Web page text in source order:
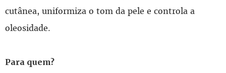
cutânea, uniformiza o tom da pele e controla a
oleosidade.
Para quem?